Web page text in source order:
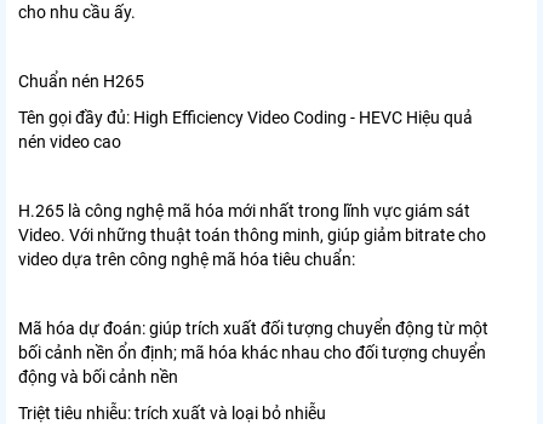
cho nhu cầu ấy.
Chuẩn nén H265
Tên gọi đầy đủ: High Efficiency Video Coding - HEVC Hiệu quả
nén video cao
H.265 là công nghệ mã hóa mới nhất trong lĩnh vực giám sát
Video. Với những thuật toán thông minh, giúp giảm bitrate cho
video dựa trên công nghệ mã hóa tiêu chuẩn:
Mã hóa dự đoán: giúp trích xuất đối tượng chuyển động từ một
bối cảnh nền ổn định; mã hóa khác nhau cho đối tượng chuyển
động và bối cảnh nền
Triệt tiêu nhiễu: trích xuất và loại bỏ nhiễu